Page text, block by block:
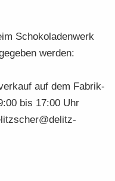
Scho­ko­la­den­werk
wer­den:
auf dem Fa­brik­
bis 17:00 Uhr